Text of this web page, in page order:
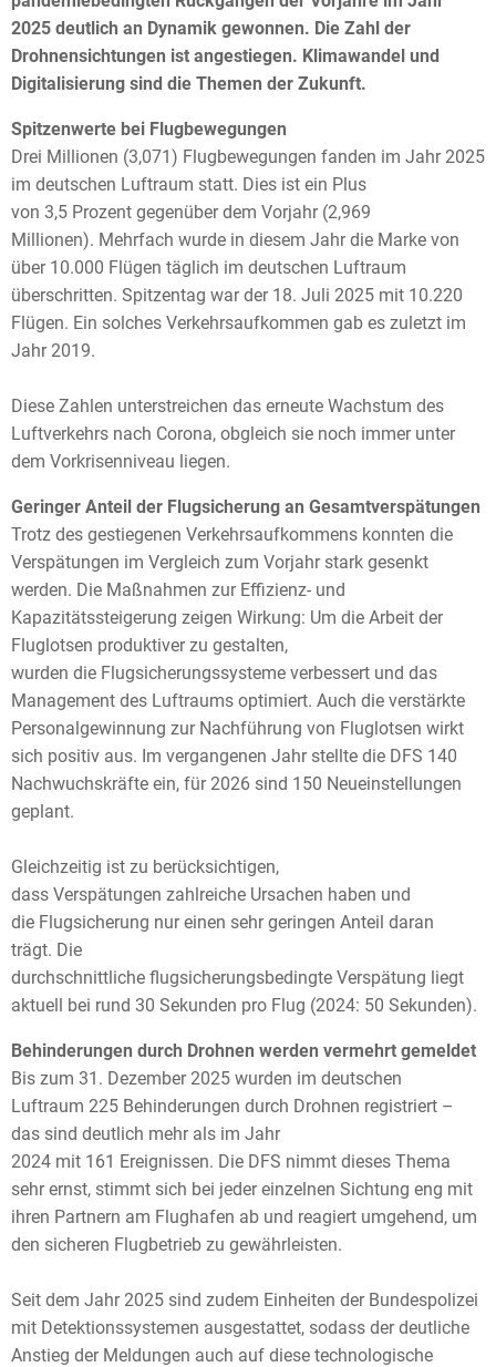
2025 deutlich an Dynamik gewonnen. Die Zahl der
Drohnensichtungen ist angestiegen. Klimawandel und
Digitalisierung sind die Themen der Zukunft.
Spitzenwerte bei Flugbewegungen
Drei Millionen (3,071) Flugbewegungen fanden im Jahr 2025
im deutschen Luftraum statt. Dies ist ein Plus
von 3,5 Prozent gegenüber dem Vorjahr (2,969
Millionen). Mehrfach wurde in diesem Jahr die Marke von
über 10.000 Flügen täglich im deutschen Luftraum
überschritten. Spitzentag war der 18. Juli 2025 mit 10.220
Flügen. Ein solches Verkehrsaufkommen gab es zuletzt im
Jahr 2019.
Diese Zahlen unterstreichen das erneute Wachstum des
Luftverkehrs nach Corona, obgleich sie noch immer unter
dem Vorkrisenniveau liegen.
Geringer Anteil der Flugsicherung an Gesamtverspätungen
Trotz des gestiegenen Verkehrsaufkommens konnten die
Verspätungen im Vergleich zum Vorjahr stark gesenkt
werden. Die Maßnahmen zur Effizienz- und
Kapazitätssteigerung zeigen Wirkung: Um die Arbeit der
Fluglotsen produktiver zu gestalten,
wurden die Flugsicherungssysteme verbessert und das
Management des Luftraums optimiert. Auch die verstärkte
Personalgewinnung zur Nachführung von Fluglotsen wirkt
sich positiv aus. Im vergangenen Jahr stellte die DFS 140
Nachwuchskräfte ein, für 2026 sind 150 Neueinstellungen
geplant.
Gleichzeitig ist zu berücksichtigen,
dass Verspätungen zahlreiche Ursachen haben und
die Flugsicherung nur einen sehr geringen Anteil daran
trägt. Die
durchschnittliche flugsicherungsbedingte Verspätung liegt
aktuell bei rund 30 Sekunden pro Flug (2024: 50 Sekunden).
Behinderungen durch Drohnen werden vermehrt gemeldet
Bis zum 31. Dezember 2025 wurden im deutschen
Luftraum 225 Behinderungen durch Drohnen registriert –
das sind deutlich mehr als im Jahr
2024 mit 161 Ereignissen. Die DFS nimmt dieses Thema
sehr ernst, stimmt sich bei jeder einzelnen Sichtung eng mit
ihren Partnern am Flughafen ab und reagiert umgehend, um
den sicheren Flugbetrieb zu gewährleisten.
Seit dem Jahr 2025 sind zudem Einheiten der Bundespolizei
mit Detektionssystemen ausgestattet, sodass der deutliche
Anstieg der Meldungen auch auf diese technologische